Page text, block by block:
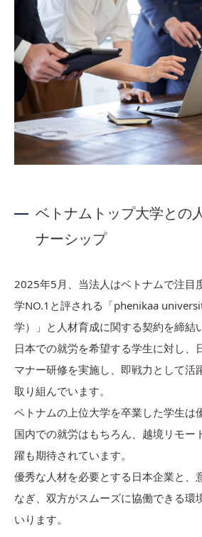
ベトナムトップ大学との
ナーシップ
2025年5月、当法人はベトナムで注目
学NO.1と評される「phenikaa
学）」と人材育成に関する契約を締結
日本での就労を希望する学生に対し、
マナー研修を実施し、即戦力として活
取り組んでいます。
ベトナムの上位大学を卒業した学生は
国内での就労はもちろん、越境リモー
躍も期待されています。
優秀な人材を必要とする日本企業と、
なぎ、双方がスムーズに協働できる環
いります。